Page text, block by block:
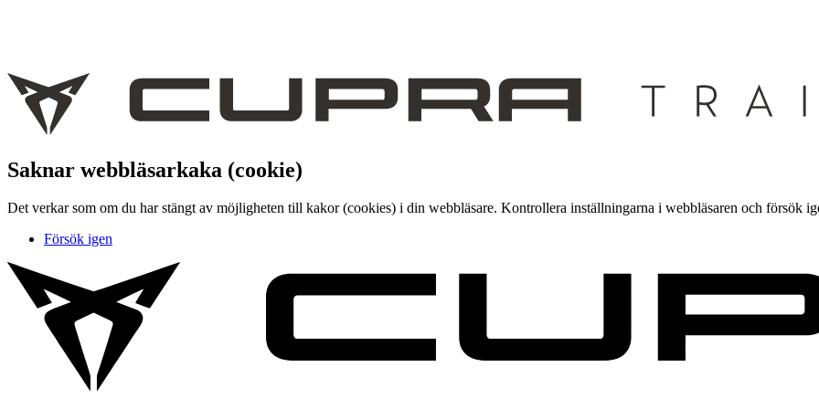
Saknar webbläsarkaka (cookie)
Det verkar som om du har stängt av möjligheten till kakor (cookies) i din webbläsare. Kontrollera inställningarna i webbläsaren och försök
Försök igen